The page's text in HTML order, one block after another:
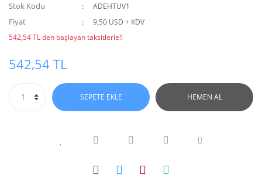
Stok Kodu ADEHTUV1
Fiyat
9,50 USD + KDV
542,54 TL den başlayan taksitlerle!!
542,54 TL
SEPETE EKLE HEMEN AL